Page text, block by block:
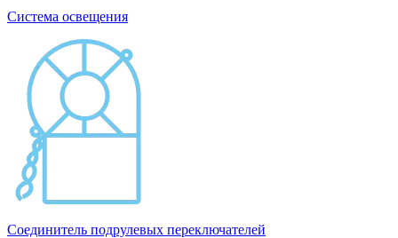
Система освещения
Соединитель подрулевых переключателей